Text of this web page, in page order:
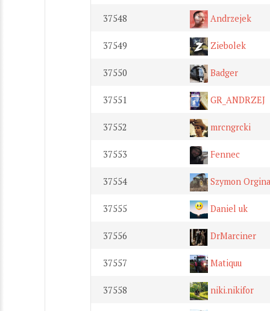
37548 Andrzejek
37549 Ziebolek
37550 Badger
37551 GR_ANDRZEJ
37552 mrcngrcki
37553 Fennec
37554 Szymon
37555 Daniel uk
37556 DrMarciner
37557 Matiquu
37558 niki.nikifor